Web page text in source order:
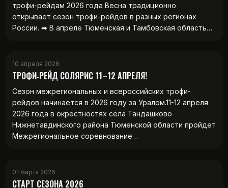
трофи-рейдам 2026 года Весна традиционно
открывает сезон трофи-рейдов в разных регионах
России. ➡ В апреле Тюменская и Тамбовская область…
10 апреля 2026
ТРОФИ‑РЕЙД СОЛЯРИС 11–12 АПРЕЛЯ!
Сезон межрегиональных и всероссийских трофи-
рейдов начинается в 2026 году за Уралом.11-12 апреля
2026 года в окрестностях села Тандашково
Нижнетавдинского района Тюменской области пройдет
Межрегиональное соревнование…
01 марта 2026
СТАРТ СЕЗОНА 2026